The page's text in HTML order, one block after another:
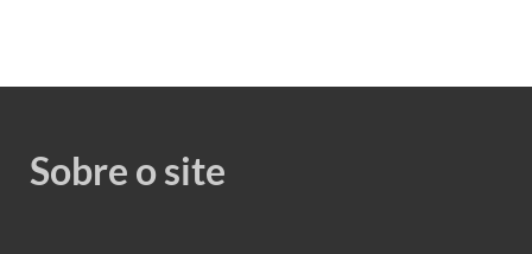
Sobre o site